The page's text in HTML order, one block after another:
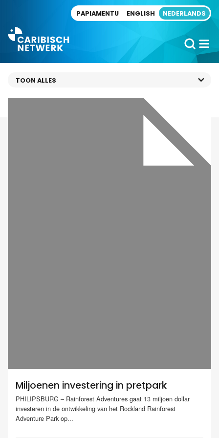
PAPIAMENTU ENGLISH NEDERLANDS
Miljoenen investering in pretpark
PHILIPSBURG – Rainforest Adventures gaat 13 miljoen dollar
investeren in de ontwikkeling van het Rockland Rainforest
Adventure Park op...